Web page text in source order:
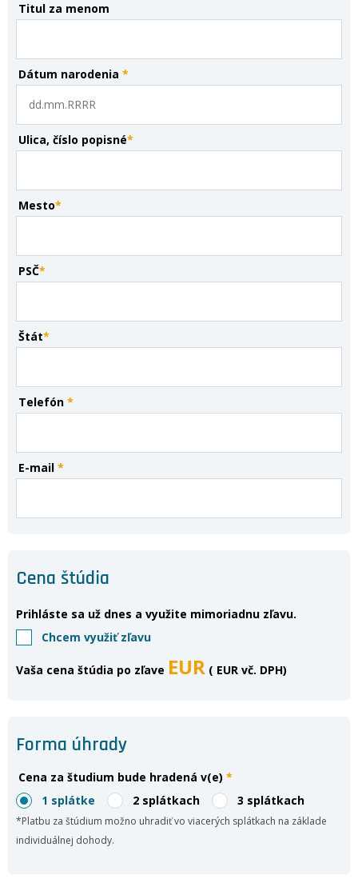
Titul za menom
Dátum narodenia *
Ulica, číslo popisné*
Mesto*
PSČ*
Štát*
Telefón *
E-mail *
Cena štúdia
Prihláste sa už dnes a využite mimoriadnu zľavu.
Chcem využiť zľavu
Vaša cena štúdia po zľave EUR ( EUR vč. DPH)
Forma úhrady
Cena za študium bude hradená v(e) *
1 splátke
2 splátkach 3 splátkach
*Platbu za štúdium možno uhradiť vo viacerých splátkach na základe
individuálnej dohody.